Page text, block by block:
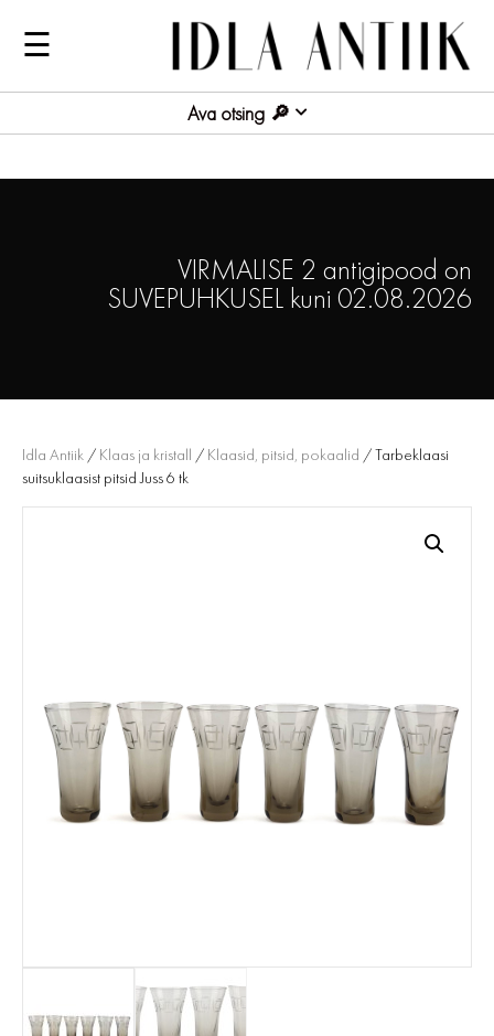
☰
Ava otsing
VIRMALISE 2 antigipood on
SUVEPUHKUSEL kuni 02.08.2026
Idla Antiik / Klaas ja kristall / Klaasid, pitsid, pokaalid / Tarbeklaasi
suitsuklaasist pitsid Juss 6 tk